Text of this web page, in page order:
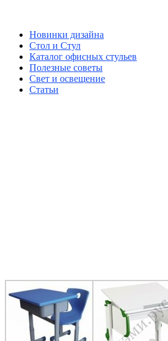
Новинки дизайна
Стол и Стул
Каталог офисных стульев
Полезные советы
Свет и освещение
Статьи